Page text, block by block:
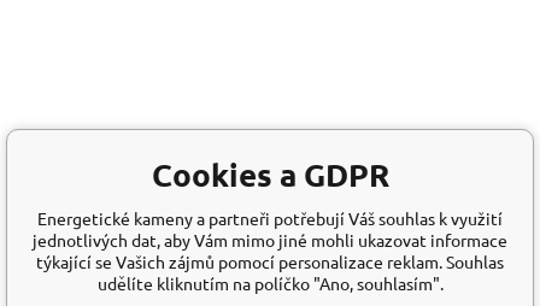
Cookies a GDPR
Energetické kameny a partneři potřebují Váš souhlas k využití
jednotlivých dat, aby Vám mimo jiné mohli ukazovat informace
týkající se Vašich zájmů pomocí personalizace reklam. Souhlas
udělíte kliknutím na políčko "Ano, souhlasím".